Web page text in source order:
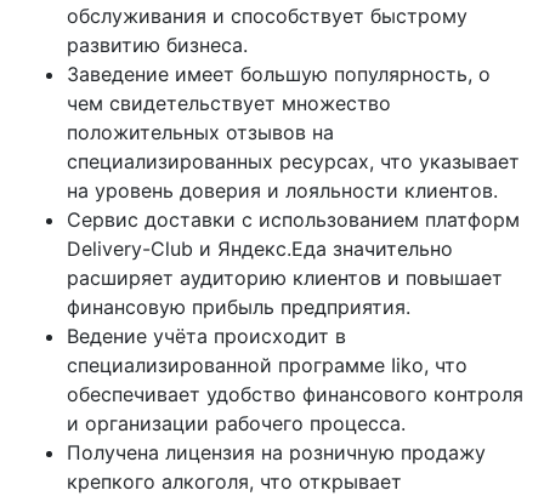
обслуживания и способствует быстрому
развитию бизнеса.
Заведение имеет большую популярность, о
чем свидетельствует множество
положительных отзывов на
специализированных ресурсах, что указывает
на уровень доверия и лояльности клиентов.
Сервис доставки с использованием платформ
Delivery-Club и Яндекс.Еда значительно
расширяет аудиторию клиентов и повышает
финансовую прибыль предприятия.
Ведение учёта происходит в
специализированной программе Iiko, что
обеспечивает удобство финансового контроля
и организации рабочего процесса.
Получена лицензия на розничную продажу
крепкого алкоголя, что открывает